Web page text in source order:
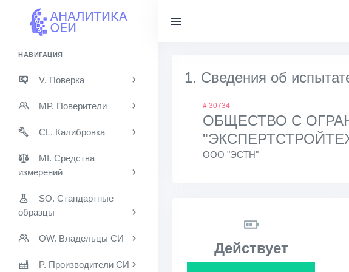
НАВИГАЦИЯ
V. Поверка
MP. Поверители
CL. Калибровка
MI. Средства
измерений
SO. Стандартные
образцы
OW. Владельцы СИ
P. Производители СИ
1. Сведения об
# 30734
ОБЩЕСТВО С
ООО "ЭСТН"
Действует